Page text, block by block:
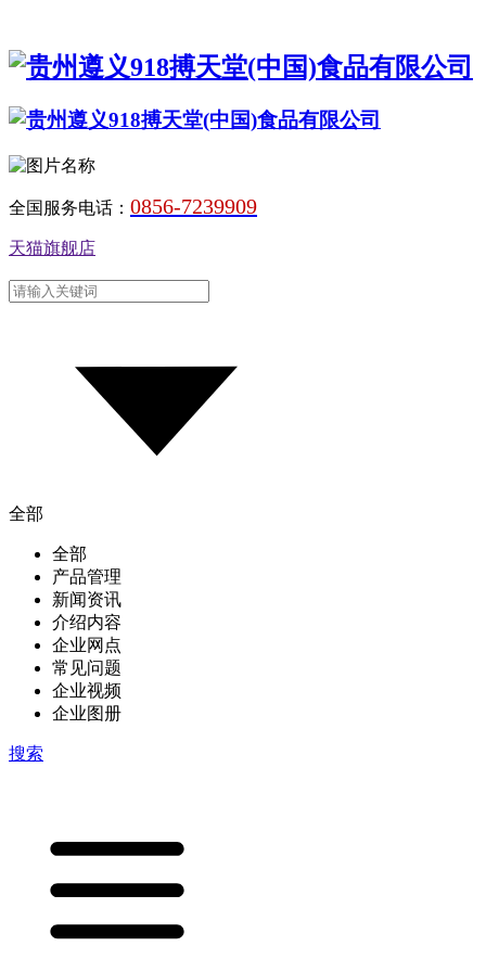
全国服务电话： 0856-7239909
天猫旗舰店
全部
全部
产品管理
新闻资讯
介绍内容
企业网点
常见问题
企业视频
企业图册
搜索